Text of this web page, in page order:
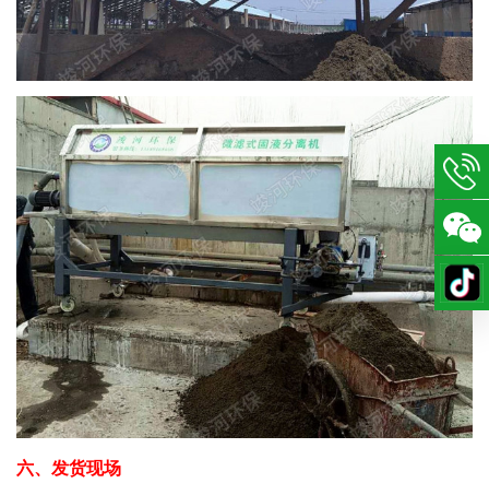
六、发货现场